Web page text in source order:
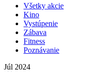
Všetky akcie
Kino
Vystúpenie
Zábava
Fitness
Poznávanie
Júl 2024